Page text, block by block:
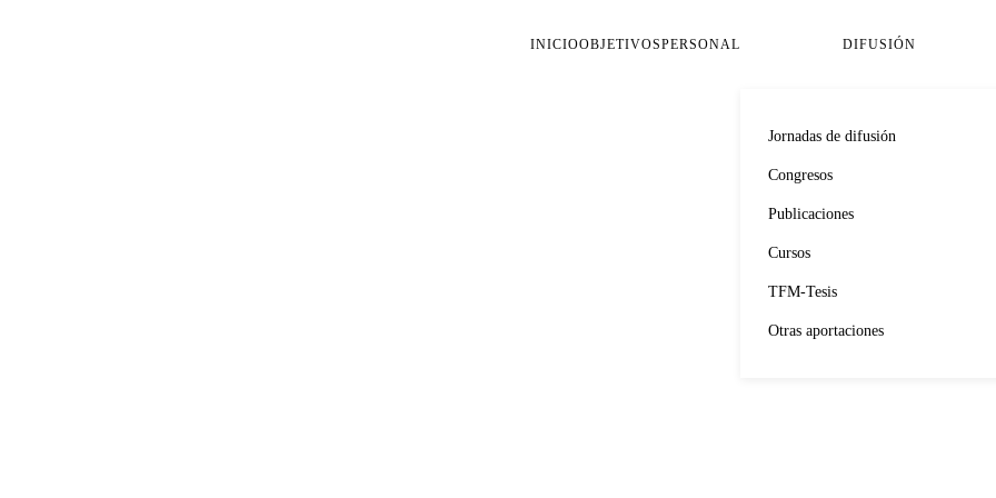
INICIOOBJETIVOSPERSONAL DIFUSIÓN
Jornadas de difusión
Congresos
Publicaciones
Cursos
TFM-Tesis
Otras aportaciones